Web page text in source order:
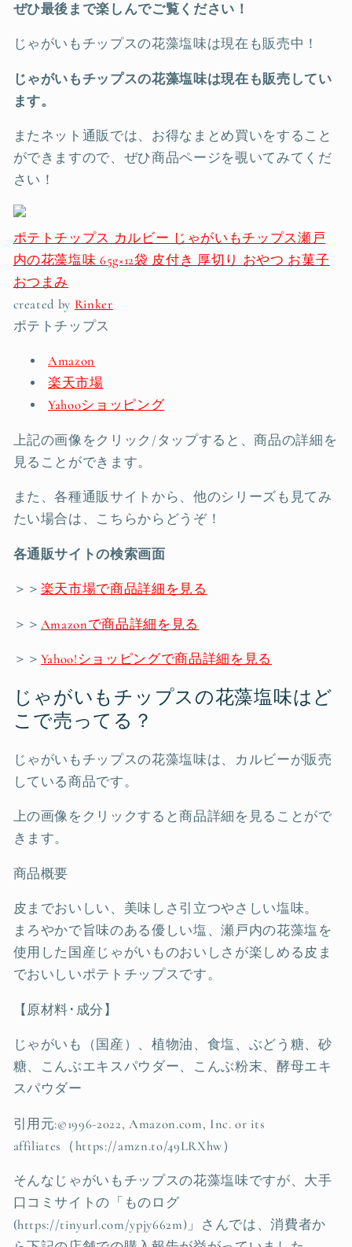
ぜひ最後まで楽しんでご覧ください！
じゃがいもチップスの花藻塩味は現在も販売中！
じゃがいもチップスの花藻塩味は現在も販売してい
ます。
またネット通販では、お得なまとめ買いをすること
ができますので、ぜひ商品ページを覗いてみてくだ
さい！
ポテトチップス カルビー じゃがいもチップス瀬戸
内の花藻塩味 65g×12袋 皮付き 厚切り おやつ お菓子
おつまみ
created by Rinker
ポテトチップス
Amazon
楽天市場
Yahooショッピング
上記の画像をクリック/タップすると、商品の詳細を
見ることができます。
また、各種通販サイトから、他のシリーズも見てみ
たい場合は、こちらからどうぞ！
各通販サイトの検索画面
＞＞ 楽天市場で商品詳細を見る
＞＞ Amazonで商品詳細を見る
＞＞ Yahoo!ショッピングで商品詳細を見る
じゃがいもチップスの花藻塩味はど
こで売ってる？
じゃがいもチップスの花藻塩味は、カルビーが販売
している商品です。
上の画像をクリックすると商品詳細を見ることがで
きます。
商品概要
皮までおいしい、美味しさ引立つやさしい塩味。
まろやかで旨味のある優しい塩、瀬戸内の花藻塩を
使用した国産じゃがいものおいしさが楽しめる皮ま
でおいしいポテトチップスです。
【原材料･成分】
じゃがいも（国産）、植物油、食塩、ぶどう糖、砂
糖、こんぶエキスパウダー、こんぶ粉末、酵母エキ
スパウダー
引用元:©1996-2022, Amazon.com, Inc. or its
affiliates（https://amzn.to/49LRXhw）
そんなじゃがいもチップスの花藻塩味ですが、大手
口コミサイトの「ものログ
(https://tinyurl.com/ypjy662m)」さんでは、消費者か